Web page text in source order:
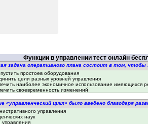
Функции в управлении тест онлайн
задача оперативного плана состоит в том, чтобы
простоев оборудования
цели разных уровней управления
наиболее экономичное использование имеющихся
своевременность изменений
«управленческий цикл» было введено благодаря
управления
наук
управления